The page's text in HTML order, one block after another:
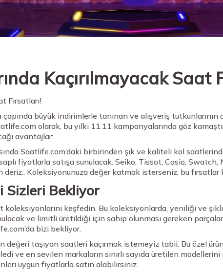
Kaçırılmayacak Saat
Fırsatları!
çapında büyük indirimlerle tanınan ve alışveriş
olarak, bu yılki 11.11 kampanyalarında göz
avantajlar:
Saatlife.com’daki birbirinden şık ve kaliteli kol
fiyatlarla satışa sunulacak. Seiko, Tissot, Casio,
Koleksiyonunuza değer katmak isterseniz, bu fırsatlar
Sizleri Bekliyor
koleksiyonlarını keşfedin. Bu koleksiyonlarda, yeniliği ve
ve limitli üretildiği için sahip olunması gereken
bizi bekliyor.
taşıyan saatleri kaçırmak istemeyiz tabii. Bu özel
ve en sevilen markaların sınırlı sayıda üretilen
uygun fiyatlarla satın alabilirsiniz.